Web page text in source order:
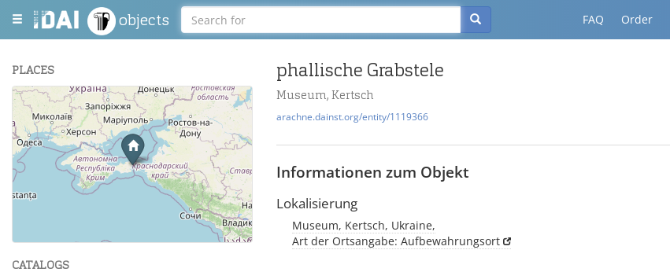
objects FAQ Order
PLACES
+
−
OpenStreetMap.
CATALOGS
phallische Grabstele
Museum, Kertsch
arachne.dainst.org/entity/1119366
Informationen zum Objekt
Lokalisierung
Museum, Kertsch, Ukraine,
Art der Ortsangabe: Aufbewahrungsort